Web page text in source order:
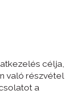
célja,
való részvétel
a